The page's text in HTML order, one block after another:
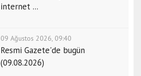
internet ...
09 Ağustos 2026, 09:40
Resmi Gazete'de bugün
(09.08.2026)